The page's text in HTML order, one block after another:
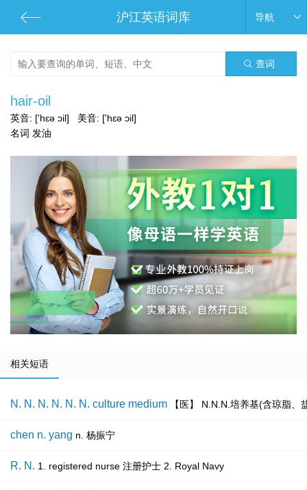
沪江英语词库 导航
查词
hair-oil
英音: ['hɛə ɔil] 美音: ['hɛə ɔil]
名词 发油
相关短语
N. N. N. N. N. N. culture medium 【医】 N.N.N.培养基(含琼脂
chen n. yang n. 杨振宁
R. N. 1. registered nurse 注册护士 2. Royal Navy